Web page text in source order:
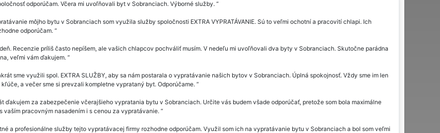
odporúčam. Včera mi uvoľňovali byt v Sobranciach. Výborné služby.
môjho bytu v Sobranciach som využila služby spoločnosti EXTRA VYPRATÁVANIE. Sú to veľmi ochotní a pracovití chlapi. Ich
odporúčam.
Recenzie príliš často nepíšem, ale vašich chlapcov pochváliť musím. V nedeľu mi uvoľňovali dva byty v Sobranciach. Skutočne parádna
veľmi vám ďakujem.
sme využili spol. EXTRA SLUŽBY, aby sa nám postarala o vypratávanie našich bytov v Sobranciach. Úplná spokojnosť. Vždy sme im len
a večer sme si prevzali kompletne vyprataný byt. Odporúčame.
ďakujem za zabezpečenie včerajšieho vypratania bytu v Sobranciach. Určite vás budem všade odporúčať, pretože som bola maximálne
vaším pracovným nasadením i s cenou za vypratávanie.
a profesionálne služby tejto vypratávacej firmy rozhodne odporúčam. Využil som ich na vypratávanie bytu v Sobranciach a bol som veľmi